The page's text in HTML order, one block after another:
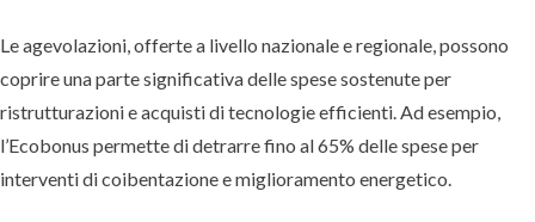
Le agevolazioni, offerte a livello nazionale e regionale, possono
coprire una parte significativa delle spese sostenute per
ristrutturazioni e acquisti di tecnologie efficienti. Ad esempio,
l’Ecobonus permette di detrarre fino al 65% delle spese per
interventi di coibentazione e miglioramento energetico.